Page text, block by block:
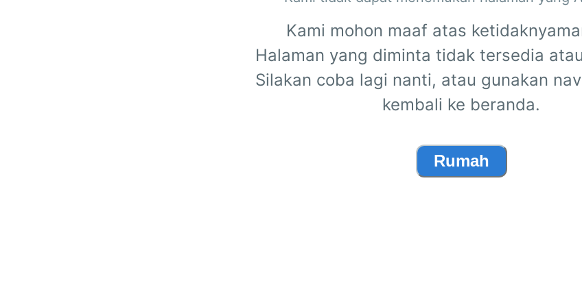
Kami mohon maaf atas
Halaman yang diminta tidak tersedia
Silakan coba lagi nanti, atau gunakan
kembali ke beranda.
Rumah